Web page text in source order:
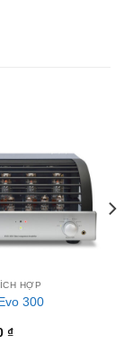
HỢP
300
₫